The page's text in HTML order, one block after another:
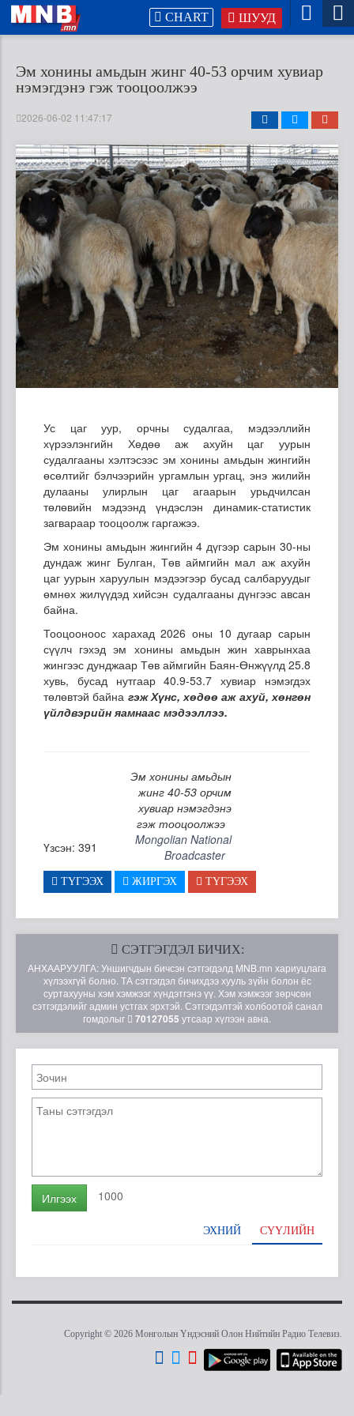
ШУУД
CHART
Эм хонины амьдын жинг 40-53 орчим хувиар
нэмэгдэнэ гэж тооцоолжээ
2026-06-02 11:47:17
Ус цаг уур, орчны судалгаа, мэдээллийн
хүрээлэнгийн Хөдөө аж ахуйн цаг уурын
судалгааны хэлтэсээс эм хонины амьдын жингийн
өсөлтийг бэлчээрийн ургамлын ургац, энэ жилийн
дулааны улирлын цаг агаарын урьдчилсан
төлөвийн мэдээнд үндэслэн динамик-статистик
загвараар тооцоолж гаргажээ.
Эм хонины амьдын жингийн 4 дүгээр сарын 30-ны
дундаж жинг Булган, Төв аймгийн мал аж ахуйн
цаг уурын харуулын мэдээгээр бусад салбаруудыг
өмнөх жилүүдэд хийсэн судалгааны дүнгээс авсан
байна.
Тооцооноос харахад 2026 оны 10 дугаар сарын
сүүлч гэхэд эм хонины амьдын жин хаврынхаа
жингээс дунджаар Төв аймгийн Баян-Өнжүүлд 25.8
хувь, бусад нутгаар 40.9-53.7 хувиар нэмэгдэх
төлөвтэй байна гэж Хүнс, хөдөө аж ахуй, хөнгөн
үйлдвэрийн яамнаас мэдээллээ.
Эм хонины амьдын
жинг 40-53 орчим
хувиар нэмэгдэнэ
гэж тооцоолжээ
Үзсэн: 391
Mongolian National
Broadcaster
ТҮГЭЭХ ЖИРГЭХ ТҮГЭЭХ
СЭТГЭГДЭЛ БИЧИХ:
АНХААРУУЛГА: Уншигчдын бичсэн сэтгэгдэлд MNB.mn хариуцлага
хүлээхгүй болно. ТА сэтгэгдэл бичихдээ хууль зүйн болон ёс
суртахууны хэм хэмжээг хүндэтгэнэ үү. Хэм хэмжээг зөрчсөн
сэтгэгдэлийг админ устгах эрхтэй. Сэтгэгдэлтэй холбоотой санал
гомдолыг
70127055 утсаар хүлээн авна.
Илгээх 1000
ЭХНИЙ СҮҮЛИЙН
Copyright © 2026 Монголын Үндэсний Олон Нийтийн Радио Телевиз.